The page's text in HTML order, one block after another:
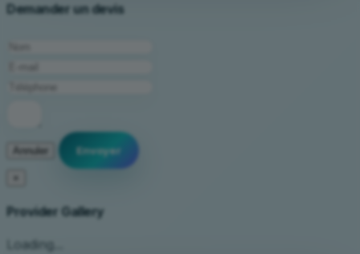
Demander un devis
Annuler
×
Provider Gallery
Loading...